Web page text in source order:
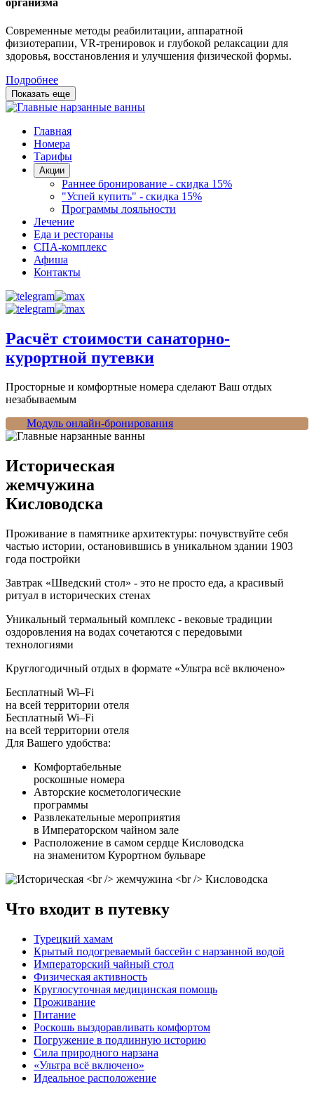
организма
Современные методы реабилитации, аппаратной
физиотерапии, VR-тренировок и глубокой релаксации для
здоровья, восстановления и улучшения физической формы.
Подробнее
Показать еще
Главная
Номера
Тарифы
Акции
Раннее бронирование - скидка 15%
"Успей купить" - скидка 15%
Программы лояльности
Лечение
Еда и рестораны
СПА-комплекс
Афиша
Контакты
Расчёт стоимости санаторно-
курортной путевки
Просторные и комфортные номера сделают Ваш отдых
незабываемым
Модуль онлайн-бронирования
Историческая
жемчужина
Кисловодска
Проживание в памятнике архитектуры: почувствуйте себя
частью истории, остановившись в уникальном здании 1903
года постройки
Завтрак «Шведский стол» - это не просто еда, а красивый
ритуал в исторических стенах
Уникальный термальный комплекс - вековые традиции
оздоровления на водах сочетаются с передовыми
технологиями
Круглогодичный отдых в формате «Ультра всё включено»
Бесплатный Wi–Fi
на всей территории отеля
Бесплатный Wi–Fi
на всей территории отеля
Для Вашего удобства:
Комфортабельные
роскошные номера
Авторские косметологические
программы
Развлекательные мероприятия
в Императорском чайном зале
Расположение в самом сердце Кисловодска
на знаменитом Курортном бульваре
Что входит в путевку
Турецкий хамам
Крытый подогреваемый бассейн с нарзанной водой
Императорский чайный стол
Физическая активность
Круглосуточная медицинская помощь
Проживание
Питание
Роскошь выздоравливать комфортом
Погружение в подлинную историю
Сила природного нарзана
«Ультра всё включено»
Идеальное расположение